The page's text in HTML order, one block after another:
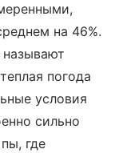
на 46%.
погода
условия
сильно
где